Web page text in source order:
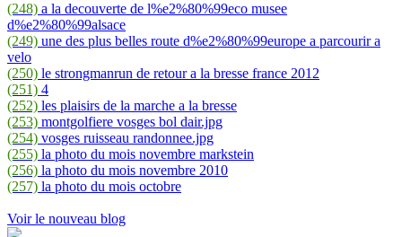
(248) a la decouverte de l%e2%80%99eco musee
d%e2%80%99alsace
(249) une des plus belles route d%e2%80%99europe a parcourir a
velo
(250) le strongmanrun de retour a la bresse france 2012
(251) 4
(252) les plaisirs de la marche a la bresse
(253) montgolfiere vosges bol dair.jpg
(254) vosges ruisseau randonnee.jpg
(255) la photo du mois novembre markstein
(256) la photo du mois novembre 2010
(257) la photo du mois octobre
Voir le nouveau blog